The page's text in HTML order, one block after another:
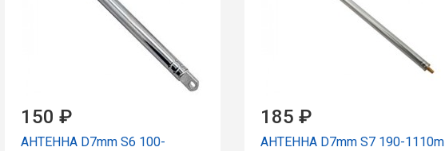
150 ₽
АНТЕННА D7mm S6 100-
185 ₽
АНТЕННА D7mm S7 190-1110m